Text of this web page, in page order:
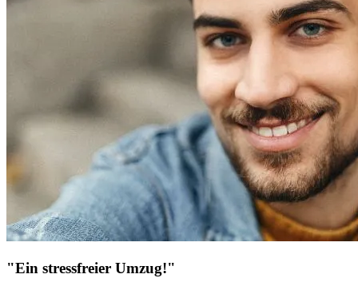
"Ein stressfreier Umzug!"